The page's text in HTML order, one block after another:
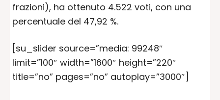
frazioni), ha ottenuto 4.522 voti, con una
percentuale del 47,92 %.
[su_slider source=”media: 99248″
limit=”100″ width=”1600″ height=”220″
title=”no” pages=”no” autoplay=”3000″]